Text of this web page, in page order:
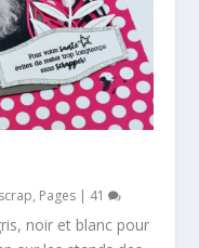
, Pages | 41
noir et blanc pour